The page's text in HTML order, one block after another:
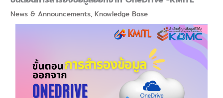
News & Announcements,Knowledge Base